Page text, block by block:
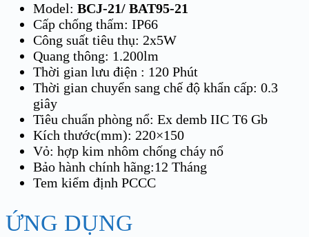
Model: BCJ-21/ BAT95-21
Cấp chống thấm: IP66
Công suất tiêu thụ: 2x5W
Quang thông: 1.200lm
Thời gian lưu điện : 120 Phút
Thời gian chuyển sang chế độ khẩn cấp: 0.3
giây
Tiêu chuẩn phòng nổ: Ex demb IIC T6 Gb
Kích thước(mm): 220×150
Vỏ: hợp kim nhôm chống cháy nổ
Bảo hành chính hãng:12 Tháng
Tem kiểm định PCCC
ỨNG DỤNG